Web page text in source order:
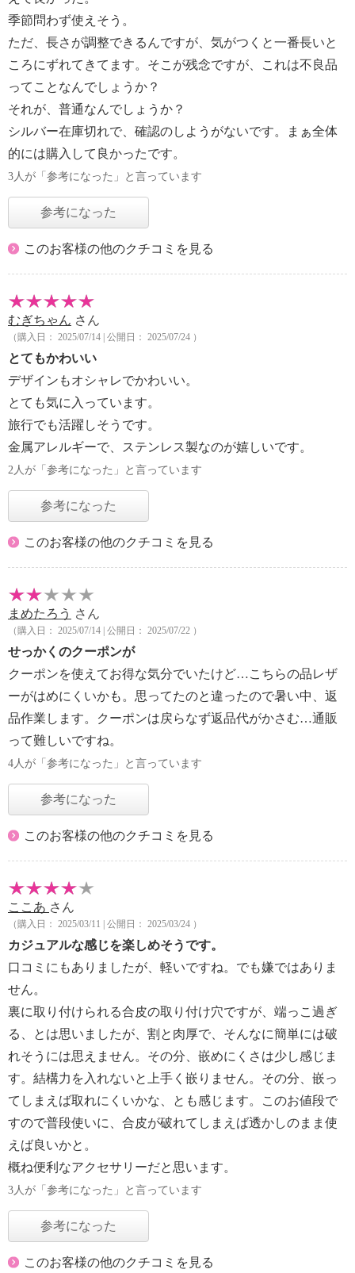
季節問わず使えそう。
ただ、長さが調整できるんですが、気がつくと一番長いと
ころにずれてきてます。そこが残念ですが、これは不良品
ってことなんでしょうか？
それが、普通なんでしょうか？
シルバー在庫切れで、確認のしようがないです。まぁ全体
的には購入して良かったです。
3人が「参考になった」と言っています
参考になった
このお客様の他のクチコミを見る
むぎちゃん さん
（購入日： 2025/07/14 | 公開日： 2025/07/24 ）
とてもかわいい
デザインもオシャレでかわいい。
とても気に入っています。
旅行でも活躍しそうです。
金属アレルギーで、ステンレス製なのが嬉しいです。
2人が「参考になった」と言っています
参考になった
このお客様の他のクチコミを見る
まめたろう さん
（購入日： 2025/07/14 | 公開日： 2025/07/22 ）
せっかくのクーポンが
クーポンを使えてお得な気分でいたけど…こちらの品レザ
ーがはめにくいかも。思ってたのと違ったので暑い中、返
品作業します。クーポンは戻らなず返品代がかさむ…通販
って難しいですね。
4人が「参考になった」と言っています
参考になった
このお客様の他のクチコミを見る
ここあ さん
（購入日： 2025/03/11 | 公開日： 2025/03/24 ）
カジュアルな感じを楽しめそうです。
口コミにもありましたが、軽いですね。でも嫌ではありま
せん。
裏に取り付けられる合皮の取り付け穴ですが、端っこ過ぎ
る、とは思いましたが、割と肉厚で、そんなに簡単には破
れそうには思えません。その分、嵌めにくさは少し感じま
す。結構力を入れないと上手く嵌りません。その分、嵌っ
てしまえば取れにくいかな、とも感じます。このお値段で
すので普段使いに、合皮が破れてしまえば透かしのまま使
えば良いかと。
概ね便利なアクセサリーだと思います。
3人が「参考になった」と言っています
参考になった
このお客様の他のクチコミを見る